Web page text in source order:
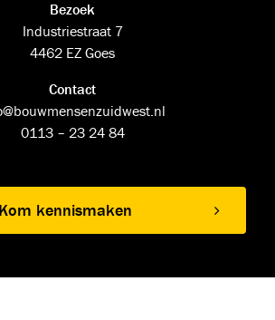
Bezoek
Industriestraat 7
4462 EZ Goes
Contact
0113 – 23 24 84
Kom kennismaken